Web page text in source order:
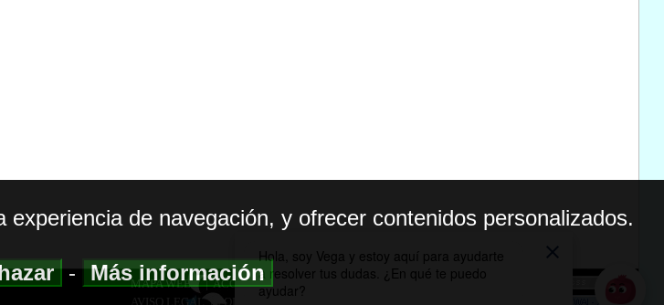
MAPA WEB|ACCESIBILIDAD
AVISO LEGAL| POLITICA DE PRIVACIDAD
de navegación, y ofrecer contenidos personalizados.
-Más información